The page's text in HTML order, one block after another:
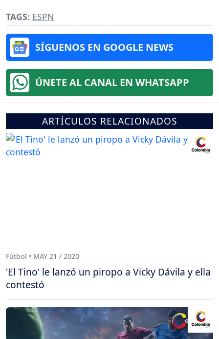
TAGS: ESPN
SÍGUENOS EN GOOGLE NEWS
ÚNETE AL CANAL EN WHATSAPP
ARTÍCULOS RELACIONADOS
Fútbol • MAY 21 / 2020
'El Tino' le lanzó un piropo a Vicky Dávila y ella
contestó